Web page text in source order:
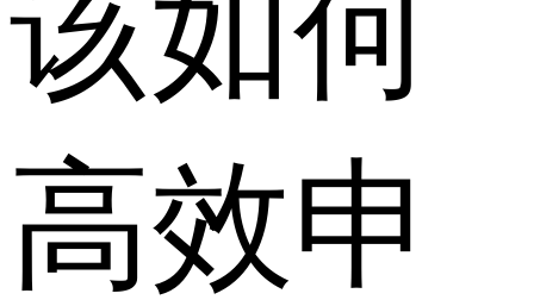
该如何
高效申